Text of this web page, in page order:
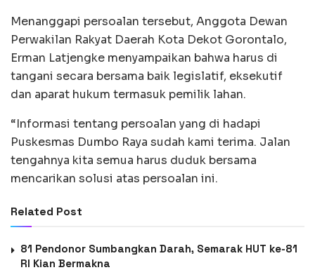
Menanggapi persoalan tersebut, Anggota Dewan
Perwakilan Rakyat Daerah Kota Dekot Gorontalo,
Erman Latjengke menyampaikan bahwa harus di
tangani secara bersama baik legislatif, eksekutif
dan aparat hukum termasuk pemilik lahan.
“Informasi tentang persoalan yang di hadapi
Puskesmas Dumbo Raya sudah kami terima. Jalan
tengahnya kita semua harus duduk bersama
mencarikan solusi atas persoalan ini.
Related Post
81 Pendonor Sumbangkan Darah, Semarak HUT ke-81
RI Kian Bermakna